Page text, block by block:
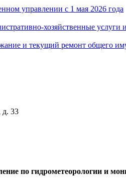
управлении с 1 мая 2026 года
хозяйственные
и текущий ремонт
д. 33
по гидрометеорологии и